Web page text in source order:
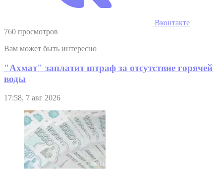
Вконтакте
760 просмотров
Вам может быть интересно
"Ахмат" заплатит штраф за отсутствие горячей
воды
17:58, 7 авг 2026